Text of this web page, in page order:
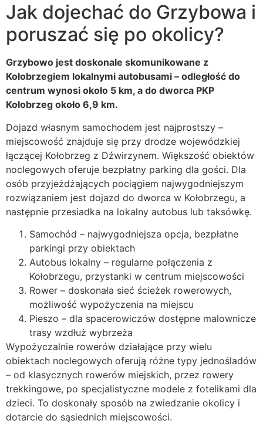
Jak dojechać do Grzybowa i
poruszać się po okolicy?
Grzybowo jest doskonale skomunikowane z
Kołobrzegiem lokalnymi autobusami – odległość do
centrum wynosi około 5 km, a do dworca PKP
Kołobrzeg około 6,9 km.
Dojazd własnym samochodem jest najprostszy –
miejscowość znajduje się przy drodze wojewódzkiej
łączącej Kołobrzeg z Dźwirzynem. Większość obiektów
noclegowych oferuje bezpłatny parking dla gości. Dla
osób przyjeżdżających pociągiem najwygodniejszym
rozwiązaniem jest dojazd do dworca w Kołobrzegu, a
następnie przesiadka na lokalny autobus lub taksówkę.
Samochód – najwygodniejsza opcja, bezpłatne
parkingi przy obiektach
Autobus lokalny – regularne połączenia z
Kołobrzegu, przystanki w centrum miejscowości
Rower – doskonała sieć ścieżek rowerowych,
możliwość wypożyczenia na miejscu
Pieszo – dla spacerowiczów dostępne malownicze
trasy wzdłuż wybrzeża
Wypożyczalnie rowerów działające przy wielu
obiektach noclegowych oferują różne typy jednośladów
– od klasycznych rowerów miejskich, przez rowery
trekkingowe, po specjalistyczne modele z fotelikami dla
dzieci. To doskonały sposób na zwiedzanie okolicy i
dotarcie do sąsiednich miejscowości.